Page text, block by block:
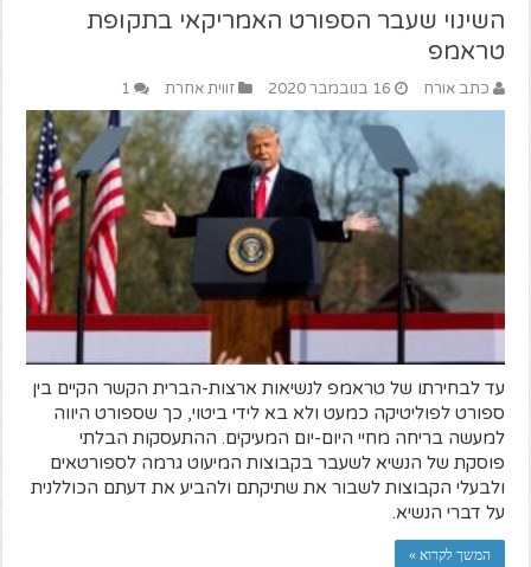
השינוי שעבר הספורט האמריקאי בתקופת
טראמפ
כתב אורח 16 בנובמבר 2020 זווית אחרת 1
עד לבחירתו של טראמפ לנשיאות ארצות-הברית הקשר הקיים בין
ספורט לפוליטיקה כמעט ולא בא לידי ביטוי, כך שספורט היווה
למעשה בריחה מחיי היום-יום המעיקים. ההתעסקות הבלתי
פוסקת של הנשיא לשעבר בקבוצות המיעוט גרמה לספורטאים
ולבעלי הקבוצות לשבור את שתיקתם ולהביע את דעתם הכוללנית
על דברי הנשיא.
המשך לקרוא »